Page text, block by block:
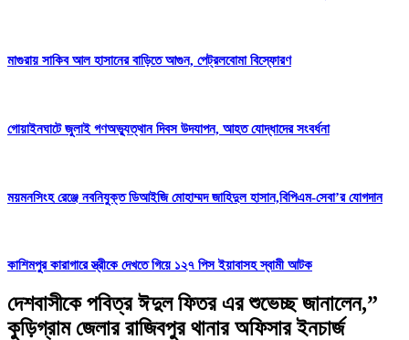
মাগুরায় সাকিব আল হাসানের বাড়িতে আগুন, পেট্রলবোমা বিস্ফোরণ
গোয়াইনঘাটে জুলাই গণঅভ্যুত্থান দিবস উদযাপন, আহত যোদ্ধাদের সংবর্ধনা
ময়মনসিংহ রেঞ্জে নবনিযুক্ত ডিআইজি মোহাম্মদ জাহিদুল হাসান,বিপিএম-সেবা’র যোগদান
কাশিমপুর কারাগারে স্ত্রীকে দেখতে গিয়ে ১২৭ পিস ইয়াবাসহ স্বামী আটক
দেশবাসীকে পবিত্র ঈদুল ফিতর এর শুভেচ্ছ জানালেন,”
কুড়িগ্রাম জেলার রাজিবপুর থানার অফিসার ইনচার্জ